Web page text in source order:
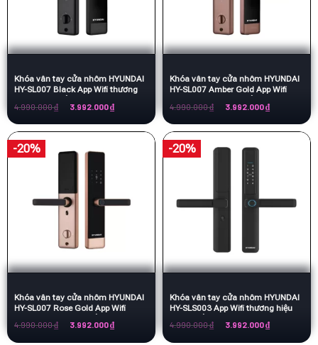
Khóa vân tay cửa nhôm HYUNDAI
HY-SL007 Black App Wifi thương
4.990.000₫
Giá
là:
4.990.000 ₫.
3.992.000₫Giá
hiện
tại
là:
3.992.000 ₫.
Khóa vân tay cửa nhôm HYUNDAI
HY-SL007 Amber Gold App Wifi
4.990.000₫
Giá
là:
4.990.000 ₫.
3.992.000₫Giá
hiện
tại
là:
3.992.000 ₫.
-20%
Khóa vân tay cửa nhôm HYUNDAI
HY-SL007 Rose Gold App Wifi
4.990.000₫
Giá
là:
3.992.000₫Giá
hiện
tại
-20%
Khóa vân tay cửa nhôm HYUNDAI
HY-SLS003 App Wifi thương hiệu
4.990.000₫
Giá
là:
3.992.000₫Giá
hiện
tại